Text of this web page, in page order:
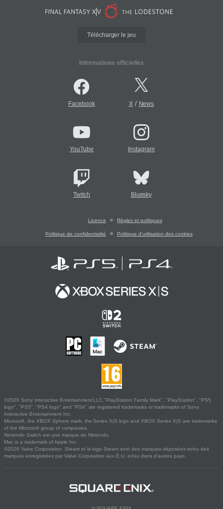
Télécharger le jeu
Informations officielles
Facebook X/ News
YouTube Instagram
Twitch Bluesky
Licence Règles et politiques
Politique de confidentialité Politique d'utilisation des cookies
©2026 Sony Interactive Entertainment LLC."PlayStation Family Mark", "PlayStation", "PS5
logo", "PS5", "PS4 logo" and "PS4" are registered trademarks or trademarks of Sony
Interactive Entertainment Inc.
Microsoft, the XBOX Sphere mark, the Series X|S logo and XBOX Series X|S are trademarks
of the Microsoft group of companies.
Nintendo Switch est une marque de Nintendo.
Mac is a trademark of Apple Inc.
©2026 Valve Corporation. Steam et le logo Steam sont des marques déposées et/ou des
marques enregistrées par Valve Corporation aux É.U. et/ou dans d'autres pays.